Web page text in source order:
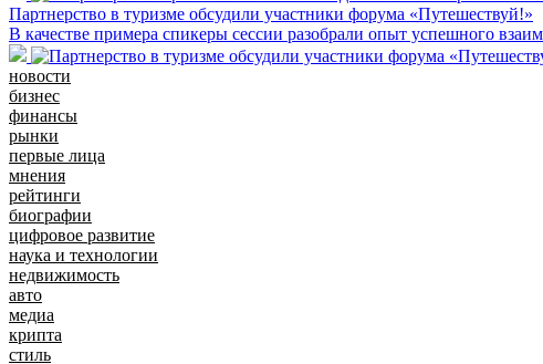
Партнерство в туризме обсудили участники форума «Путешествуй!»
В качестве примера спикеры сессии разобрали опыт успешного
новости
бизнес
финансы
рынки
первые лица
мнения
рейтинги
биографии
цифровое развитие
наука и технологии
недвижимость
авто
медиа
крипта
стиль